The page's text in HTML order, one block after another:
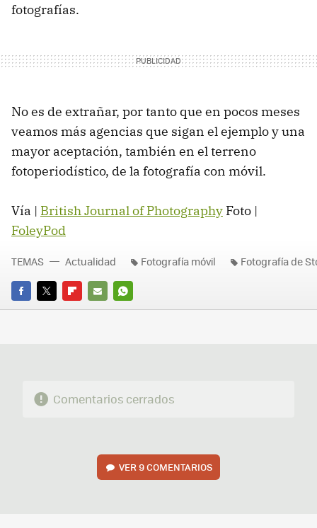
fotografías.
No es de extrañar, por tanto que en pocos meses
veamos más agencias que sigan el ejemplo y una
mayor aceptación, también en el terreno
fotoperiodístico, de la fotografía con móvil.
Vía | British Journal of Photography Foto |
FoleyPod
FACEBOOK
TWITTERFLIPBOARD
E-
WHATSAPP
TEMAS Actualidad Fotografía móvil Fotografía de
Comentarios cerrados
VER9 COMENTARIOS